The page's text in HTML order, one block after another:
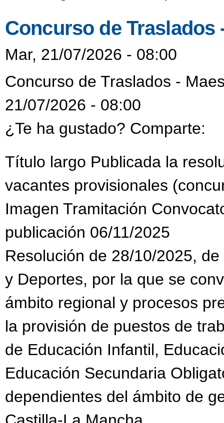
Concurso de Traslados
Mar, 21/07/2026 - 08:00
Concurso de Traslados -
21/07/2026 - 08:00
¿Te ha gustado? Comparte:
Título largo Publicada la
vacantes provisionales
Imagen Tramitación
publicación 06/11/2025
Resolución de 28/10/2025,
y Deportes, por la que se
ámbito regional y procesos
la provisión de puestos de
de Educación Infantil,
Educación Secundaria
dependientes del ámbito de